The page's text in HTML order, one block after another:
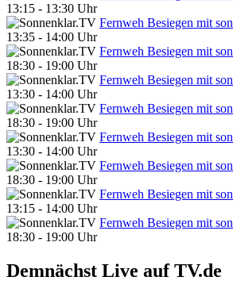
13:15 - 13:30 Uhr
Fernweh Besiegen mit
13:35 - 14:00 Uhr
Fernweh Besiegen mit
18:30 - 19:00 Uhr
Fernweh Besiegen mit
13:30 - 14:00 Uhr
Fernweh Besiegen mit
18:30 - 19:00 Uhr
Fernweh Besiegen mit
13:30 - 14:00 Uhr
Fernweh Besiegen mit
18:30 - 19:00 Uhr
Fernweh Besiegen mit
13:15 - 14:00 Uhr
Fernweh Besiegen mit
18:30 - 19:00 Uhr
Demnächst Live auf TV.de